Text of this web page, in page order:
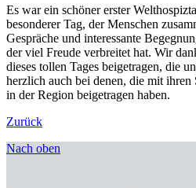
Es war ein schöner erster
besonderer Tag, der Menschen
Gespräche und interessante
der viel Freude verbreitet hat. Wir
dieses tollen Tages beigetragen, die
herzlich auch bei denen, die mit
in der Region beigetragen haben.
Zurück
Nach oben